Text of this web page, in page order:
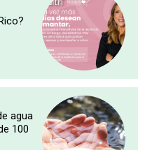
agua
100